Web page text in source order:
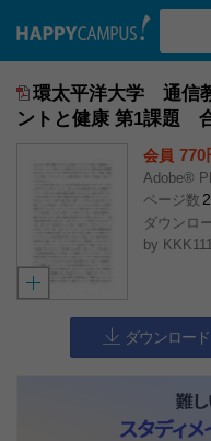
環太平洋大学 通信
ントと健康 第1課題
会員 770
Adobe®
ページ数 2
ダウンロ
by
ダウンロード